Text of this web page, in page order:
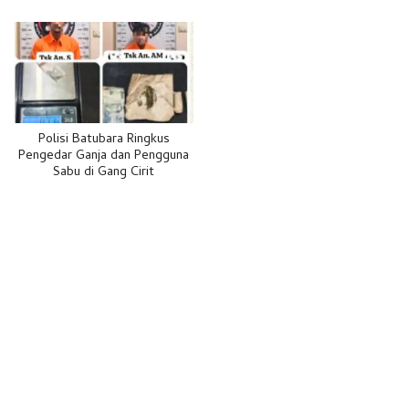
Polisi Batubara Ringkus
Pengedar Ganja dan Pengguna
Sabu di Gang Cirit